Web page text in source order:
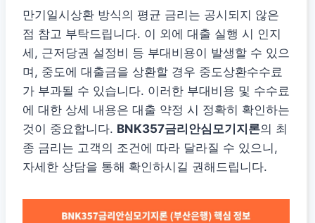
만기일시상환 방식의 평균 금리는 공시되지 않은
점 참고 부탁드립니다. 이 외에 대출 실행 시 인지
세, 근저당권 설정비 등 부대비용이 발생할 수 있으
며, 중도에 대출금을 상환할 경우 중도상환수수료
가 부과될 수 있습니다. 이러한 부대비용 및 수수료
에 대한 상세 내용은 대출 약정 시 정확히 확인하는
것이 중요합니다. BNK357금리안심모기지론의 최
종 금리는 고객의 조건에 따라 달라질 수 있으니,
자세한 상담을 통해 확인하시길 권해드립니다.